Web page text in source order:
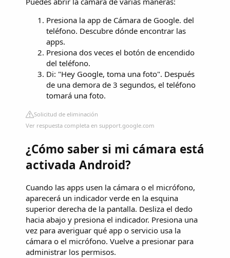
Presiona la app de Cámara de Google. del
teléfono. Descubre dónde encontrar las
apps.
Presiona dos veces el botón de encendido
del teléfono.
Di: "Hey Google, toma una foto". Después
de una demora de 3 segundos, el teléfono
tomará una foto.
Solicitud de eliminación
Ver respuesta completa en support.google.com
¿Cómo saber si mi cámara está
activada Android?
Cuando las apps usen la cámara o el micrófono,
aparecerá un indicador verde en la esquina
superior derecha de la pantalla. Desliza el dedo
hacia abajo y presiona el indicador. Presiona una
vez para averiguar qué app o servicio usa la
cámara o el micrófono. Vuelve a presionar para
administrar los permisos.